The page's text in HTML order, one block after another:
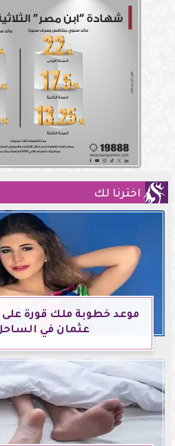
اخترنا لك
موعد خطوبة ملك قورة
عثمان في